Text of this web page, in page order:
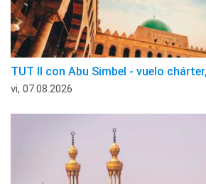
TUT II con Abu Simbel - vuelo
vi, 07.08.2026